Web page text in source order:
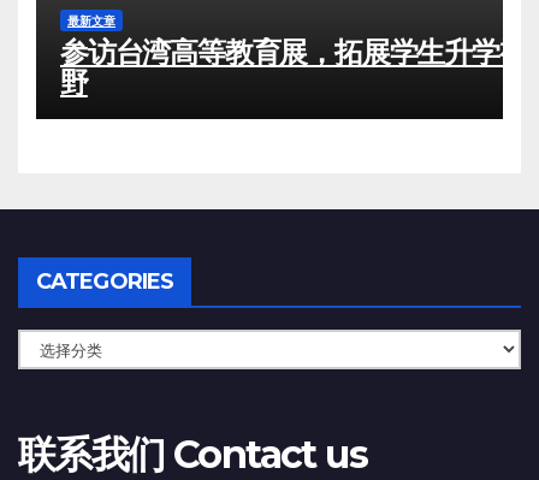
最新文章
参访台湾高等教育展，拓展学生升学视
野
CATEGORIES
联系我们 Contact us